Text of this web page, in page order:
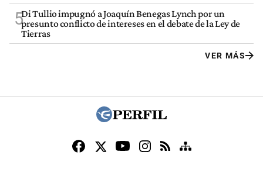
5Di Tullio impugnó a Joaquín Benegas Lynch por un
presunto conflicto de intereses en el debate de la Ley de
Tierras
VER MÁS